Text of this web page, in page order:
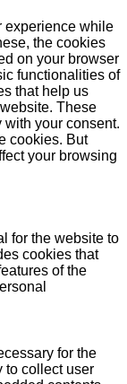
experience while
the cookies
on your browser
functionalities of
that help us
These
your consent.
cookies. But
your browsing
for the website to
cookies that
of the
for the
to collect user